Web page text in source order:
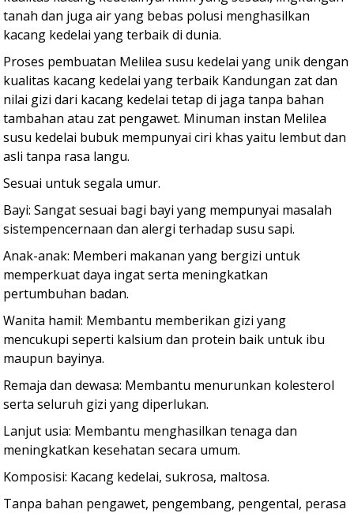
tanah dan juga air yang bebas polusi menghasilkan
kacang kedelai yang terbaik di dunia.
Proses pembuatan Melilea susu kedelai yang unik dengan
kualitas kacang kedelai yang terbaik Kandungan zat dan
nilai gizi dari kacang kedelai tetap di jaga tanpa bahan
tambahan atau zat pengawet. Minuman instan Melilea
susu kedelai bubuk mempunyai ciri khas yaitu lembut dan
asli tanpa rasa langu.
Sesuai untuk segala umur.
Bayi: Sangat sesuai bagi bayi yang mempunyai masalah
sistempencernaan dan alergi terhadap susu sapi.
Anak-anak: Memberi makanan yang bergizi untuk
memperkuat daya ingat serta meningkatkan
pertumbuhan badan.
Wanita hamil: Membantu memberikan gizi yang
mencukupi seperti kalsium dan protein baik untuk ibu
maupun bayinya.
Remaja dan dewasa: Membantu menurunkan kolesterol
serta seluruh gizi yang diperlukan.
Lanjut usia: Membantu menghasilkan tenaga dan
meningkatkan kesehatan secara umum.
Komposisi: Kacang kedelai, sukrosa, maltosa.
Tanpa bahan pengawet, pengembang, pengental, perasa